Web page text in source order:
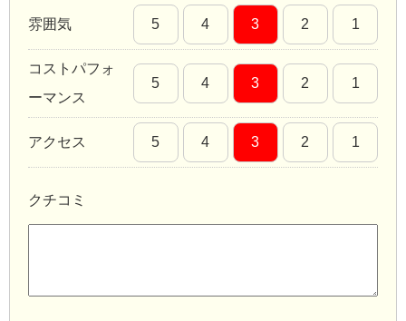
雰囲気 5 4 3 2 1
コストパフォ
ーマンス
5 4 3 2 1
アクセス 5 4 3 2 1
クチコミ